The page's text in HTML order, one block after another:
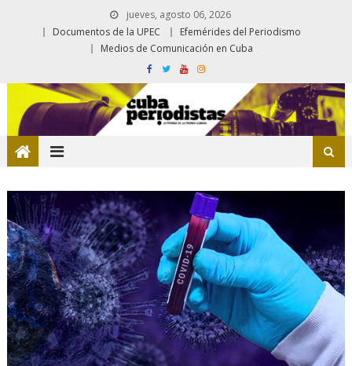
jueves, agosto 06, 2026
Documentos de la UPEC
Efemérides del Periodismo
Medios de Comunicación en Cuba